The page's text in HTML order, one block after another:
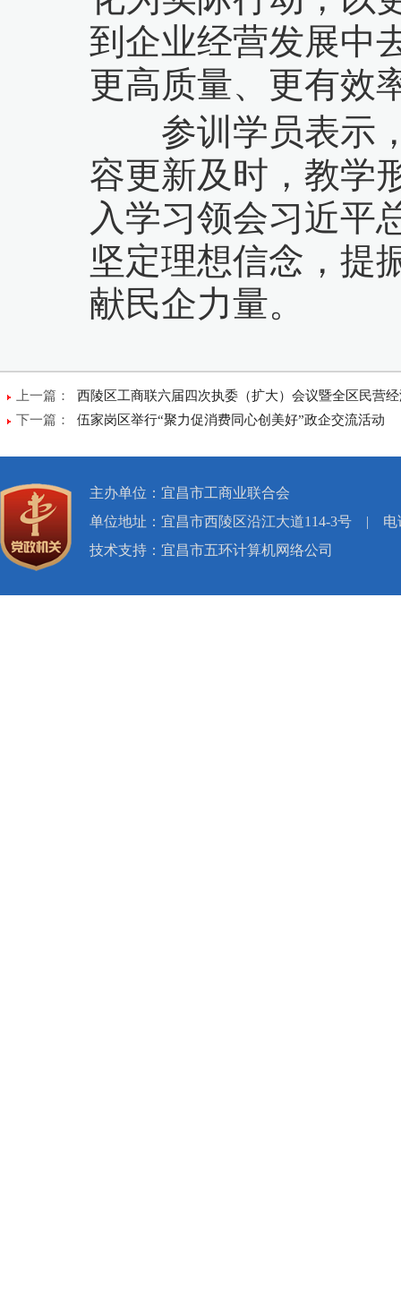
到企业经营发展中
更高质量、更有效
参训学员表示，
容更新及时，教学
入学习领会习近平
坚定理想信念，提
献民企力量。
上一篇： 西陵区工商联六届四次执委（扩大）会议暨全区民营
下一篇： 伍家岗区举行“聚力促消费同心创美好”政企交流活动
主办单位：宜昌市工商业联合会
单位地址：宜昌市西陵区沿江大道114-3号 | 电
技术支持：宜昌市五环计算机网络公司